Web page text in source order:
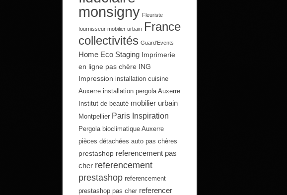
monsigny Fleuriste
fournisseur mobilier urbain France
collectivités Guard'Events
Home Eco Staging Imprimerie
en ligne pas chère ING
Impression installation cuisine
Auxerre installation pergola Auxerre
Institut de beauté mobilier urbain
Montpellier Paris Inspiration
Pergola bioclimatique Auxerre
pièces détachées auto pas chères
prestashop referencement pas
cher referencement
prestashop referencement
prestashop pas cher referencer